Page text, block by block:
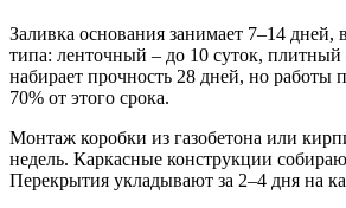
Заливка основания занимает 7–14 дней,
типа: ленточный – до 10 суток, плитный
набирает прочность 28 дней, но работы
70% от этого срока.
Монтаж коробки из газобетона или
недель. Каркасные конструкции
Перекрытия укладывают за 2–4 дня на